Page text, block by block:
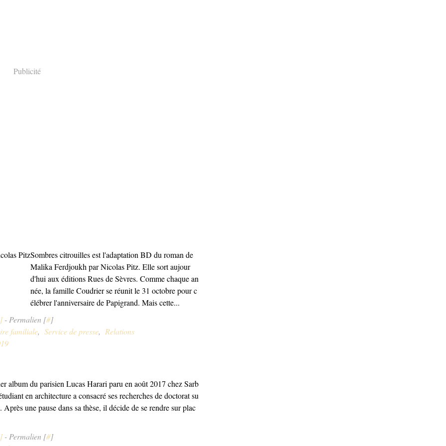
Publicité
Sombres citrouilles est l'adaptation BD du roman de
Malika Ferdjoukh par Nicolas Pitz. Elle sort aujour
d'hui aux éditions Rues de Sèvres. Comme chaque an
née, la famille Coudrier se réunit le 31 octobre pour c
élébrer l'anniversaire de Papigrand. Mais cette...
] - Permalien [#]
familiale, Service de presse, Relations
album du parisien Lucas Harari paru en août 2017 chez Sarb
en architecture a consacré ses recherches de doctorat su
Après une pause dans sa thèse, il décide de se rendre sur plac
] - Permalien [#]